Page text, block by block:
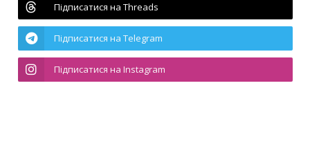
Підписатися на Threads
Підписатися на Telegram
Підписатися на Instagram